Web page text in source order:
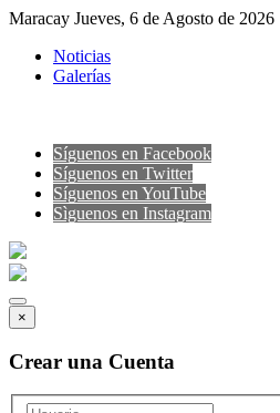
Maracay Jueves, 6 de Agosto de 2026
Noticias
Galerías
Síguenos en Facebook
Síguenos en Twitter
Síguenos en YouTube
Sìguenos en Instagram
×
Crear una Cuenta